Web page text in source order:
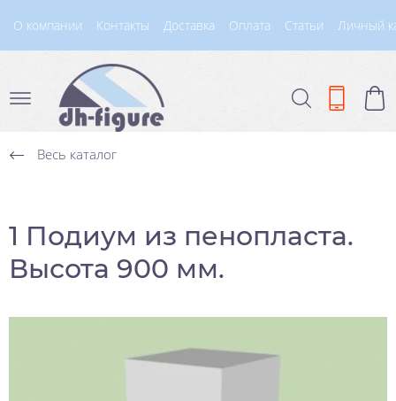
О компании Контакты Доставка Оплата Статьи Личный
Весь каталог
1 Подиум из пенопласта.
Высота 900 мм.